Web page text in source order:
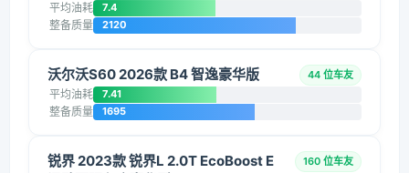
平均油耗 7.4
整备质量 2120
沃尔沃S60 2026款 B4 智逸豪华版 44 位车友
平均油耗 7.41
整备质量 1695
锐界 2023款 锐界L 2.0T EcoBoost E
160 位车友